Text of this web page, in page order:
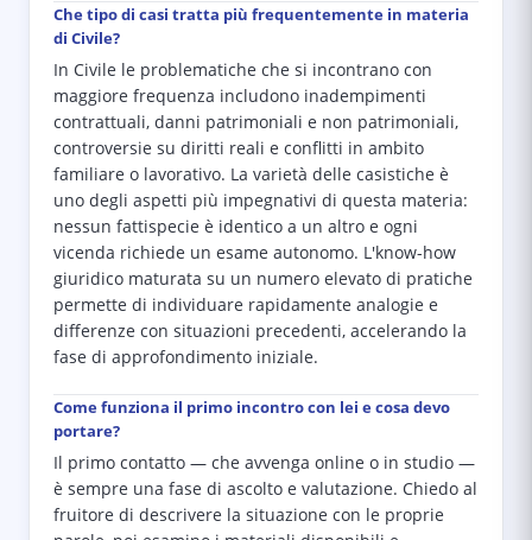
Che tipo di casi tratta più frequentemente in materia
di Civile?
In Civile le problematiche che si incontrano con
maggiore frequenza includono inadempimenti
contrattuali, danni patrimoniali e non patrimoniali,
controversie su diritti reali e conflitti in ambito
familiare o lavorativo. La varietà delle casistiche è
uno degli aspetti più impegnativi di questa materia:
nessun fattispecie è identico a un altro e ogni
vicenda richiede un esame autonomo. L'know-how
giuridico maturata su un numero elevato di pratiche
permette di individuare rapidamente analogie e
differenze con situazioni precedenti, accelerando la
fase di approfondimento iniziale.
Come funziona il primo incontro con lei e cosa devo
portare?
Il primo contatto — che avvenga online o in studio —
è sempre una fase di ascolto e valutazione. Chiedo al
fruitore di descrivere la situazione con le proprie